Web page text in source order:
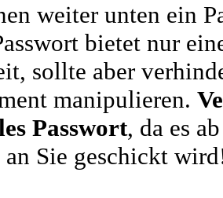
weiter unten ein
bietet nur
sollte aber
manipulieren.
Passwort, da es
Sie geschickt